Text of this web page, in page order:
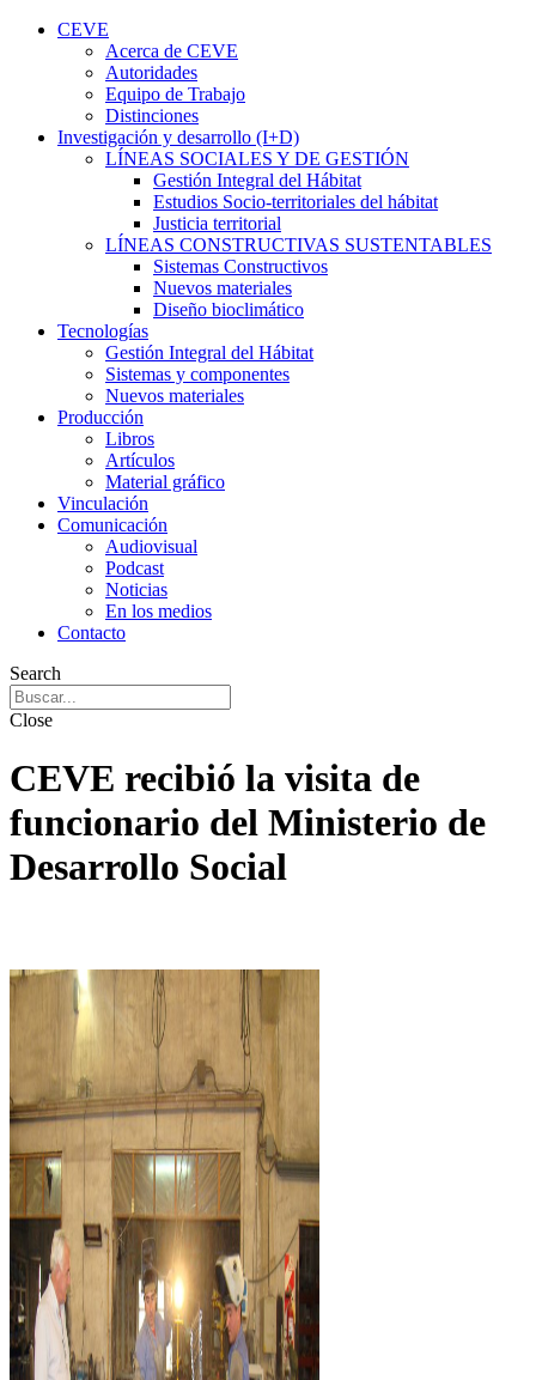
CEVE
Acerca de CEVE
Autoridades
Equipo de Trabajo
Distinciones
Investigación y desarrollo (I+D)
LÍNEAS SOCIALES Y DE GESTIÓN
Gestión Integral del Hábitat
Estudios Socio-territoriales del hábitat
Justicia territorial
LÍNEAS CONSTRUCTIVAS SUSTENTABLES
Sistemas Constructivos
Nuevos materiales
Diseño bioclimático
Tecnologías
Gestión Integral del Hábitat
Sistemas y componentes
Nuevos materiales
Producción
Libros
Artículos
Material gráfico
Vinculación
Comunicación
Audiovisual
Podcast
Noticias
En los medios
Contacto
Search
Close
CEVE recibió la visita de
funcionario del Ministerio de
Desarrollo Social